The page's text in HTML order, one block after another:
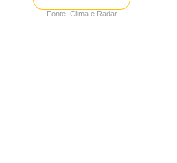
Fonte: Clima e Radar